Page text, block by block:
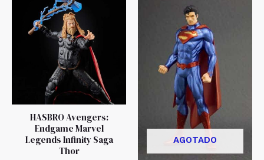
HASBRO Avengers:
Endgame Marvel
Legends Infinity Saga
Thor
AGOTADO